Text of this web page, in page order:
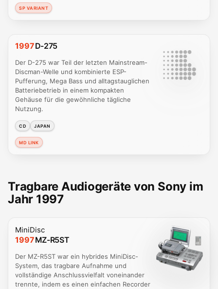
SP VARIANT
1997D-275
Der D-275 war Teil der letzten Mainstream-
Discman-Welle und kombinierte ESP-
Pufferung, Mega Bass und alltagstauglichen
Batteriebetrieb in einem kompakten
Gehäuse für die gewöhnliche tägliche
Nutzung.
CD JAPAN
MD LINK
Tragbare Audiogeräte von Sony im
Jahr 1997
MiniDisc
1997MZ-R5ST
Der MZ-R5ST war ein hybrides MiniDisc-
System, das tragbare Aufnahme und
vollständige Anschlussvielfalt voneinander
trennte, indem es einen einfachen Recorder